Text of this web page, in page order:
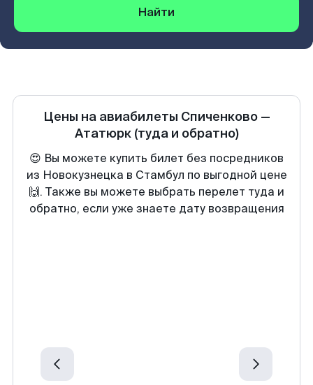
Найти
Цены на авиабилеты Спиченково—
Ататюрк (туда и обратно)
😍 Вы можете купить билет без посредников
из Новокузнецка в Стамбул по выгодной цене
🙌. Также вы можете выбрать перелет туда и
обратно, если уже знаете дату возвращения